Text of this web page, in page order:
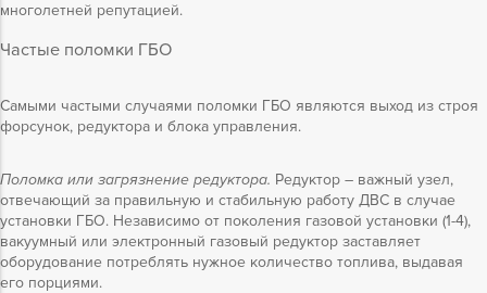
многолетней репутацией.
Частые поломки ГБО
Самыми частыми случаями поломки ГБО являются выход из строя
форсунок, редуктора и блока управления.
Поломка или загрязнение редуктора. Редуктор – важный узел,
отвечающий за правильную и стабильную работу ДВС в случае
установки ГБО. Независимо от поколения газовой установки (1-4),
вакуумный или электронный газовый редуктор заставляет
оборудование потреблять нужное количество топлива, выдавая
его порциями.